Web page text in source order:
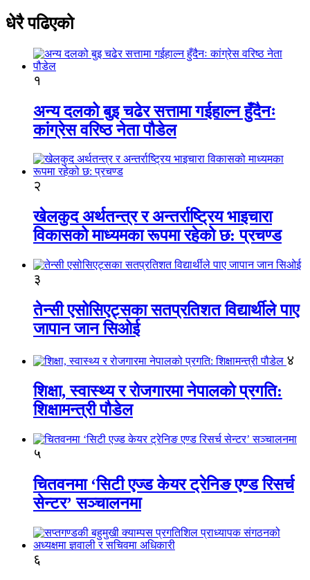
धेरै पढिएको
१
अन्य दलको बुइ चढेर सत्तामा गईहाल्न हुँदैनः
कांग्रेस वरिष्ठ नेता पौडेल
२
खेलकुद अर्थतन्त्र र अन्तर्राष्ट्रिय भाइचारा
विकासको माध्यमका रूपमा रहेको छ: प्रचण्ड
३
तेन्सी एसोसिएट्सका सतप्रतिशत विद्यार्थीले पाए
जापान जान सिओई
४
शिक्षा, स्वास्थ्य र रोजगारमा नेपालको प्रगति:
शिक्षामन्त्री पौडेल
५
चितवनमा ‘सिटी एज्ड केयर ट्रेनिङ एण्ड रिसर्च
सेन्टर’ सञ्चालनमा
६